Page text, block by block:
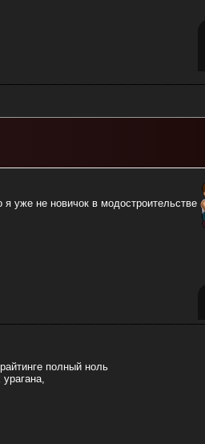
уже не новичок в модостроительстве
полный ноль